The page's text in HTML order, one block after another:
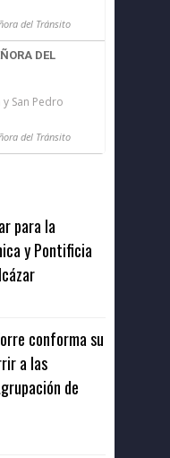
del Tránsito
DEL
San Pedro
del Tránsito
para la
y Pontificia
conforma su
a las
de